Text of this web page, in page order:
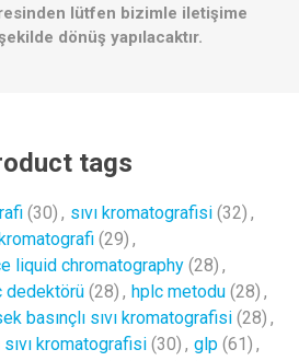
lütfen bizimle iletişime
dönüş yapılacaktır.
tags
(30) , sıvı kromatografisi (32) ,
(29) ,
liquid chromatography (28) ,
dedektörü (28) , hplc metodu (28) ,
basınçlı sıvı kromatografisi (28) ,
kromatografisi (30) , glp (61) ,